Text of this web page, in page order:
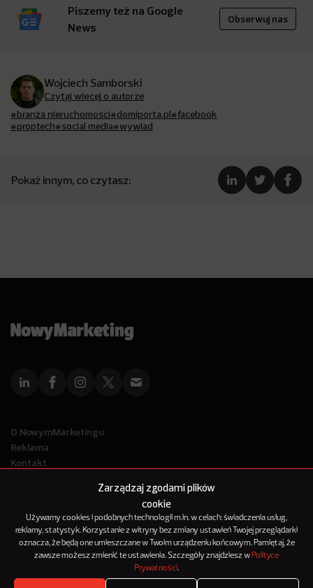
Zarządzaj zgodami plików
cookie
Używamy cookies i podobnych technologii m.in. w celach: świadczenia usług,
reklamy, statystyk. Korzystanie z witryny bez zmiany ustawień Twojej przeglądarki
oznacza, że będą one umieszczane w Twoim urządzeniu końcowym. Pamiętaj, że
zawsze możesz zmienić te ustawienia. Szczegóły znajdziesz w Polityce
Prywatności.
Piszemy też na Google
News
Obserwuj nas
Wojciech Samborski
Czytaj więcej o autorze
#branża nieruchomości#domiporta.pl#facebook
#proptech#social media#wywiad
Pokaż innym, co czytasz:
O NowymMarketingu
Reklama
Kontakt
© 2012-2025
NowyMarketing jest marką 143Media Sp. z o.o.